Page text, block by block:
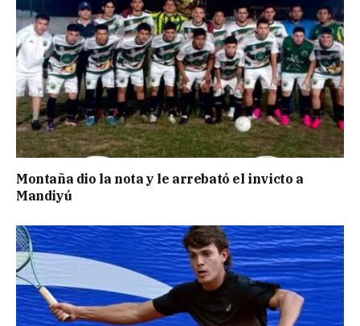
Montaña dio la nota y le arrebató el invicto a
Mandiyú